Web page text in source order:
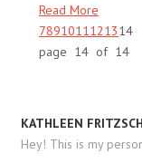
Read More
7891011121314
page 14 of 14
KATHLEEN
Hey! This is my